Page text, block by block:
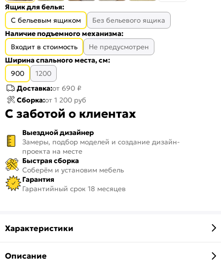
Ящик для белья:
С бельевым ящиком
Без бельевого ящика
Наличие подъемного механизма:
Входит в стоимость
Не предусмотрен
Ширина спального места, см:
900
1200
Доставка:от 690 ₽
Сборка:от 1 200 руб
С заботой о клиентах
Выездной дизайнер
Замеры, подбор моделей и создание дизайн-
проекта на месте
Быстрая сборка
Соберём и установим мебель
Гарантия
Гарантийный срок 18 месяцев
Характеристики
Описание